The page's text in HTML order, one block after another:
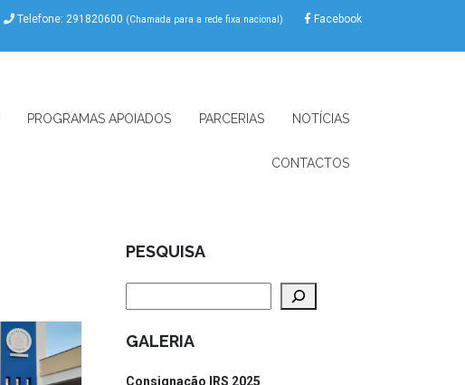
Telefone: 291820600 (Chamada para a rede fixa nacional) Facebook
PROGRAMAS APOIADOS PARCERIAS NOTÍCIAS
CONTACTOS
PESQUISA
GALERIA
Consignação IRS 2025